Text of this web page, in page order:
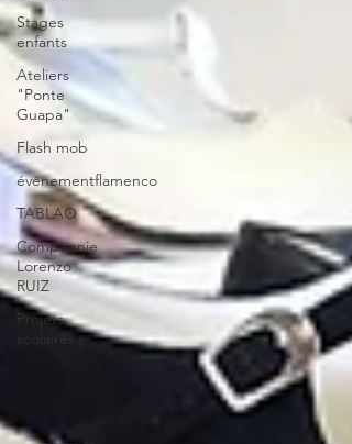
Stages
enfants
Ateliers
"Ponte
Guapa"
Flash mob
événementflamenco
TABLAO
Compagnie
Lorenzo
RUIZ
Projets
scolaires